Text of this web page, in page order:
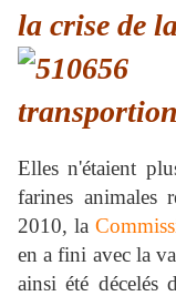
la crise de
Elles n'étaient
farines animales
2010, la
en a fini avec la
ainsi été décelés